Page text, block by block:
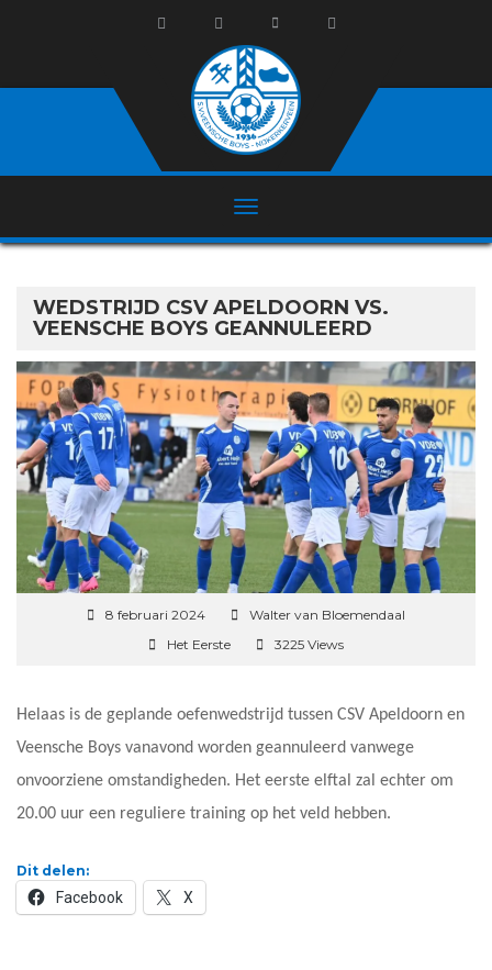
WEDSTRIJD CSV APELDOORN VS.
VEENSCHE BOYS GEANNULEERD
8 februari 2024
Walter van Bloemendaal
Het Eerste
3225 Views
Helaas is de geplande oefenwedstrijd tussen CSV Apeldoorn en
Veensche Boys vanavond worden geannuleerd vanwege
onvoorziene omstandigheden. Het eerste elftal zal echter om
20.00 uur een reguliere training op het veld hebben.
Dit delen:
Facebook X